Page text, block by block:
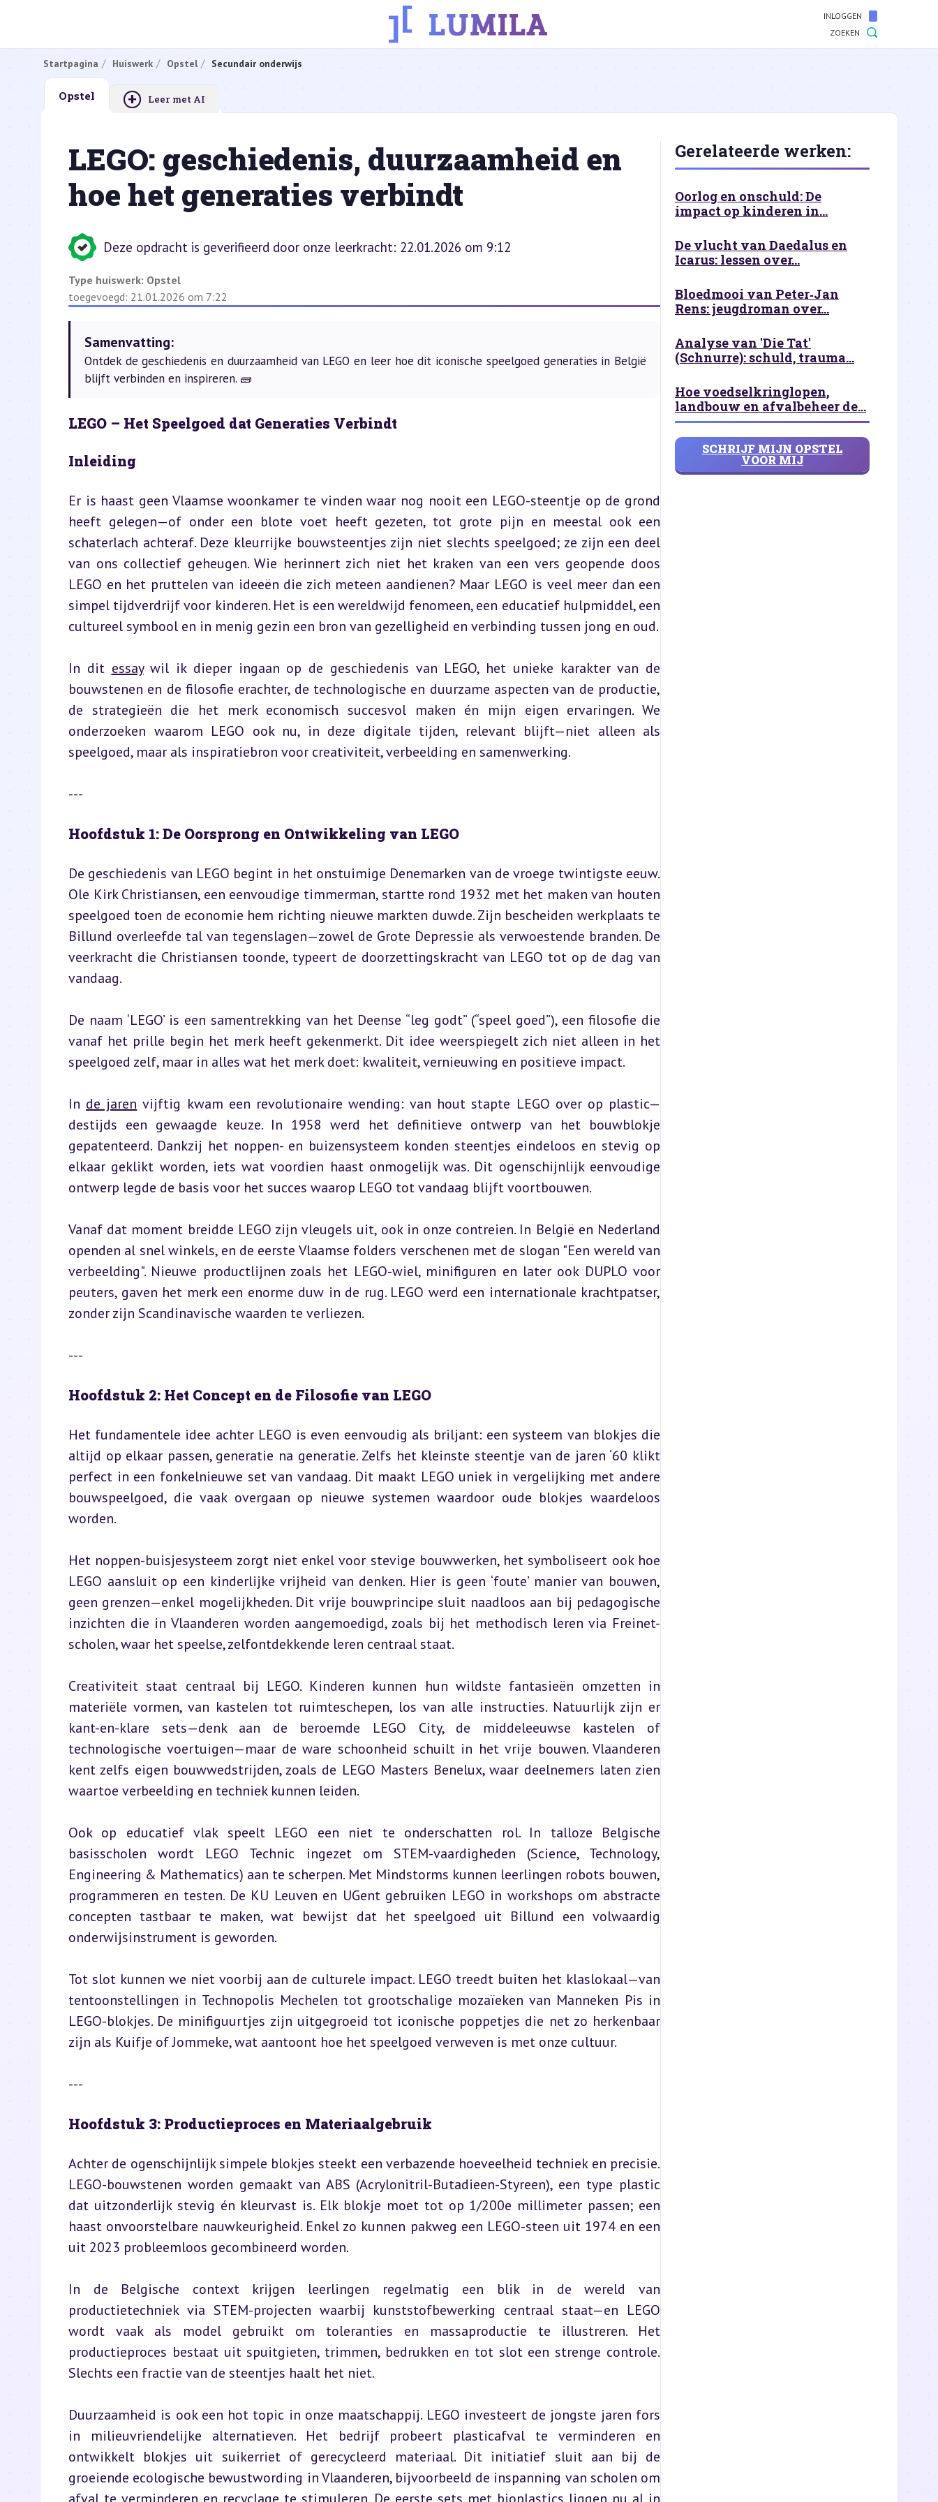
INLOGGEN
ZOEKEN
Startpagina Huiswerk Opstel Secundair onderwijs
Opstel + Leer met AI
LEGO: geschiedenis, duurzaamheid en
hoe het generaties verbindt
Deze opdracht is geverifieerd door onze leerkracht: 22.01.2026 om 9:12
Type huiswerk: Opstel
toegevoegd: 21.01.2026 om 7:22
Samenvatting:
Ontdek de geschiedenis en duurzaamheid van LEGO en leer hoe dit iconische speelgoed generaties in België
blijft verbinden en inspireren. 🧱
LEGO – Het Speelgoed dat Generaties Verbindt
Inleiding
Er is haast geen Vlaamse woonkamer te vinden waar nog nooit een LEGO-steentje op de grond
heeft gelegen—of onder een blote voet heeft gezeten, tot grote pijn en meestal ook een
schaterlach achteraf. Deze kleurrijke bouwsteentjes zijn niet slechts speelgoed; ze zijn een deel
van ons collectief geheugen. Wie herinnert zich niet het kraken van een vers geopende doos
LEGO en het pruttelen van ideeën die zich meteen aandienen? Maar LEGO is veel meer dan een
simpel tijdverdrijf voor kinderen. Het is een wereldwijd fenomeen, een educatief hulpmiddel, een
cultureel symbool en in menig gezin een bron van gezelligheid en verbinding tussen jong en oud.
In dit essay wil ik dieper ingaan op de geschiedenis van LEGO, het unieke karakter van de
bouwstenen en de filosofie erachter, de technologische en duurzame aspecten van de productie,
de strategieën die het merk economisch succesvol maken én mijn eigen ervaringen. We
onderzoeken waarom LEGO ook nu, in deze digitale tijden, relevant blijft—niet alleen als
speelgoed, maar als inspiratiebron voor creativiteit, verbeelding en samenwerking.
---
Hoofdstuk 1: De Oorsprong en Ontwikkeling van LEGO
De geschiedenis van LEGO begint in het onstuimige Denemarken van de vroege twintigste eeuw.
Ole Kirk Christiansen, een eenvoudige timmerman, startte rond 1932 met het maken van houten
speelgoed toen de economie hem richting nieuwe markten duwde. Zijn bescheiden werkplaats te
Billund overleefde tal van tegenslagen—zowel de Grote Depressie als verwoestende branden. De
veerkracht die Christiansen toonde, typeert de doorzettingskracht van LEGO tot op de dag van
vandaag.
De naam ‘LEGO’ is een samentrekking van het Deense “leg godt” (“speel goed”), een filosofie die
vanaf het prille begin het merk heeft gekenmerkt. Dit idee weerspiegelt zich niet alleen in het
speelgoed zelf, maar in alles wat het merk doet: kwaliteit, vernieuwing en positieve impact.
In de jaren vijftig kwam een revolutionaire wending: van hout stapte LEGO over op plastic—
destijds een gewaagde keuze. In 1958 werd het definitieve ontwerp van het bouwblokje
gepatenteerd. Dankzij het noppen- en buizensysteem konden steentjes eindeloos en stevig op
elkaar geklikt worden, iets wat voordien haast onmogelijk was. Dit ogenschijnlijk eenvoudige
ontwerp legde de basis voor het succes waarop LEGO tot vandaag blijft voortbouwen.
Vanaf dat moment breidde LEGO zijn vleugels uit, ook in onze contreien. In België en Nederland
openden al snel winkels, en de eerste Vlaamse folders verschenen met de slogan "Een wereld van
verbeelding". Nieuwe productlijnen zoals het LEGO-wiel, minifiguren en later ook DUPLO voor
peuters, gaven het merk een enorme duw in de rug. LEGO werd een internationale krachtpatser,
zonder zijn Scandinavische waarden te verliezen.
---
Hoofdstuk 2: Het Concept en de Filosofie van LEGO
Het fundamentele idee achter LEGO is even eenvoudig als briljant: een systeem van blokjes die
altijd op elkaar passen, generatie na generatie. Zelfs het kleinste steentje van de jaren ‘60 klikt
perfect in een fonkelnieuwe set van vandaag. Dit maakt LEGO uniek in vergelijking met andere
bouwspeelgoed, die vaak overgaan op nieuwe systemen waardoor oude blokjes waardeloos
worden.
Het noppen-buisjesysteem zorgt niet enkel voor stevige bouwwerken, het symboliseert ook hoe
LEGO aansluit op een kinderlijke vrijheid van denken. Hier is geen ‘foute’ manier van bouwen,
geen grenzen—enkel mogelijkheden. Dit vrije bouwprincipe sluit naadloos aan bij pedagogische
inzichten die in Vlaanderen worden aangemoedigd, zoals bij het methodisch leren via Freinet-
scholen, waar het speelse, zelfontdekkende leren centraal staat.
Creativiteit staat centraal bij LEGO. Kinderen kunnen hun wildste fantasieën omzetten in
materiële vormen, van kastelen tot ruimteschepen, los van alle instructies. Natuurlijk zijn er
kant-en-klare sets—denk aan de beroemde LEGO City, de middeleeuwse kastelen of
technologische voertuigen—maar de ware schoonheid schuilt in het vrije bouwen. Vlaanderen
kent zelfs eigen bouwwedstrijden, zoals de LEGO Masters Benelux, waar deelnemers laten zien
waartoe verbeelding en techniek kunnen leiden.
Ook op educatief vlak speelt LEGO een niet te onderschatten rol. In talloze Belgische
basisscholen wordt LEGO Technic ingezet om STEM-vaardigheden (Science, Technology,
Engineering & Mathematics) aan te scherpen. Met Mindstorms kunnen leerlingen robots bouwen,
programmeren en testen. De KU Leuven en UGent gebruiken LEGO in workshops om abstracte
concepten tastbaar te maken, wat bewijst dat het speelgoed uit Billund een volwaardig
onderwijsinstrument is geworden.
Tot slot kunnen we niet voorbij aan de culturele impact. LEGO treedt buiten het klaslokaal—van
tentoonstellingen in Technopolis Mechelen tot grootschalige mozaïeken van Manneken Pis in
LEGO-blokjes. De minifiguurtjes zijn uitgegroeid tot iconische poppetjes die net zo herkenbaar
zijn als Kuifje of Jommeke, wat aantoont hoe het speelgoed verweven is met onze cultuur.
---
Hoofdstuk 3: Productieproces en Materiaalgebruik
Achter de ogenschijnlijk simpele blokjes steekt een verbazende hoeveelheid techniek en precisie.
LEGO-bouwstenen worden gemaakt van ABS (Acrylonitril-Butadieen-Styreen), een type plastic
dat uitzonderlijk stevig én kleurvast is. Elk blokje moet tot op 1/200e millimeter passen; een
haast onvoorstelbare nauwkeurigheid. Enkel zo kunnen pakweg een LEGO-steen uit 1974 en een
uit 2023 probleemloos gecombineerd worden.
In de Belgische context krijgen leerlingen regelmatig een blik in de wereld van
productietechniek via STEM-projecten waarbij kunststofbewerking centraal staat—en LEGO
wordt vaak als model gebruikt om toleranties en massaproductie te illustreren. Het
productieproces bestaat uit spuitgieten, trimmen, bedrukken en tot slot een strenge controle.
Slechts een fractie van de steentjes haalt het niet.
Duurzaamheid is ook een hot topic in onze maatschappij. LEGO investeert de jongste jaren fors
in milieuvriendelijke alternatieven. Het bedrijf probeert plasticafval te verminderen en
ontwikkelt blokjes uit suikerriet of gerecycleerd materiaal. Dit initiatief sluit aan bij de
groeiende ecologische bewustwording in Vlaanderen, bijvoorbeeld de inspanning van scholen om
Gerelateerde werken:
Oorlog en onschuld: De
impact op kinderen in...
De vlucht van Daedalus en
Icarus: lessen over...
Bloedmooi van Peter‑Jan
Rens: jeugdroman over...
Analyse van 'Die Tat'
(Schnurre): schuld, trauma...
Hoe voedselkringlopen,
landbouw en afvalbeheer de...
SCHRIJF MIJN OPSTEL
VOOR MIJ